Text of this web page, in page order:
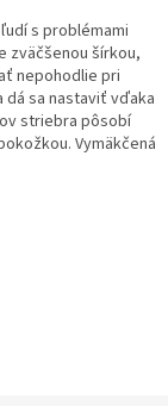
s problémami
zväčšenou šírkou,
nepohodlie pri
dá sa nastaviť vďaka
striebra pôsobí
Vymäkčená